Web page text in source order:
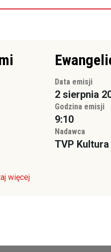
więcej
Data emisji
2 sierpnia
Godzina emisji
9:10
Nadawca
TVP Kultura